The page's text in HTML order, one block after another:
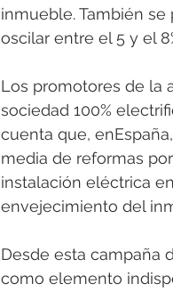
inmueble. También
oscilar entre el 5 y el
Los promotores de la
sociedad 100%
cuenta que,
media de reformas
instalación eléctrica
envejecimiento del
Desde esta campaña
como elemento